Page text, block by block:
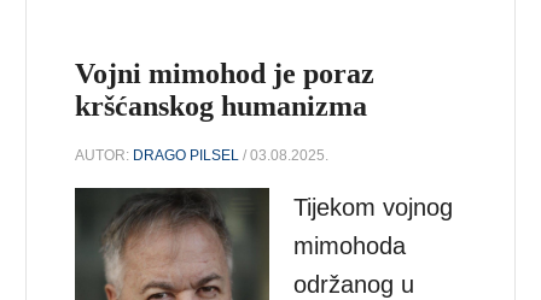
Vojni mimohod je poraz
kršćanskog humanizma
AUTOR: DRAGO PILSEL / 03.08.2025.
Tijekom vojnog
mimohoda
održanog u